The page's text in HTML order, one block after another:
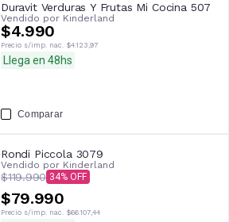
Duravit Verduras Y Frutas Mi Cocina 507
Vendido por Kinderland
$4.990
Precio s/imp. nac. $4.123,97
Llega en 48hs
Comparar
Rondi Piccola 3079
Vendido por Kinderland
$119.990 34
$79.990
Precio s/imp. nac. $66.107,44